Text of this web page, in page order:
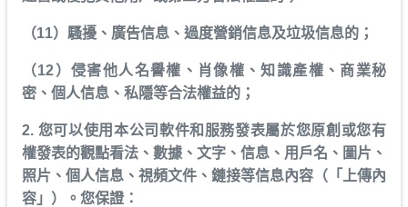
（11）騷擾、廣告信息、過度營銷信息及垃圾信息的；
（12）侵害他人名譽權、肖像權、知識產權、商業秘
密、個人信息、私隱等合法權益的；
2. 您可以使用本公司軟件和服務發表屬於您原創或您有
權發表的觀點看法、數據、文字、信息、用戶名、圖片、
照片、個人信息、視頻文件、鏈接等信息內容（「上傳內
容」）。您保證：